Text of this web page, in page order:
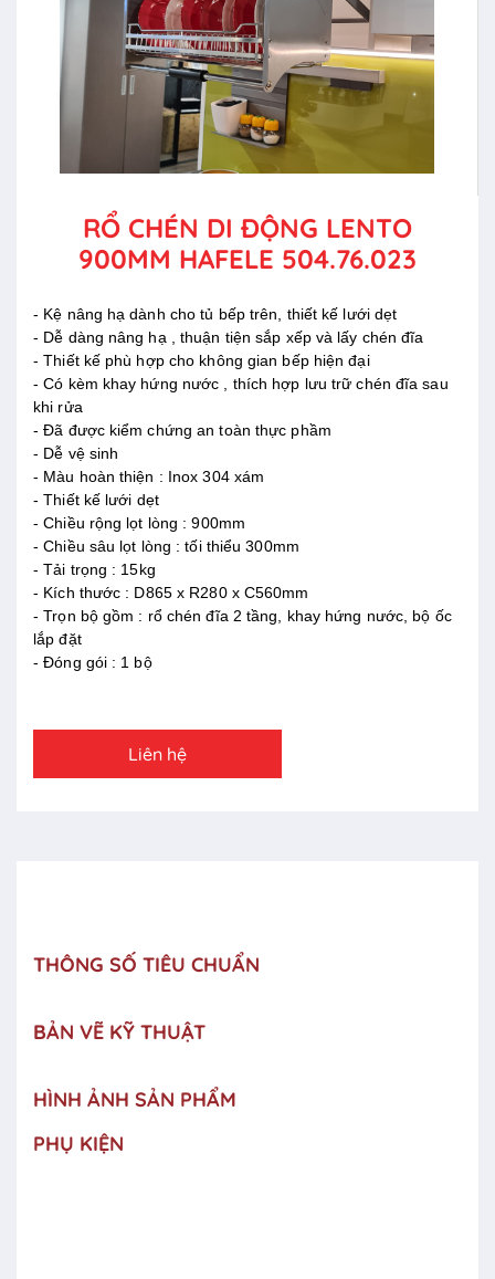
RỔ CHÉN DI ĐỘNG LENTO
900MM HAFELE 504.76.023
- Kệ nâng hạ dành cho tủ bếp trên, thiết kế lưới dẹt
- Dễ dàng nâng hạ , thuận tiện sắp xếp và lấy chén đĩa
- Thiết kế phù hợp cho không gian bếp hiện đại
- Có kèm khay hứng nước , thích hợp lưu trữ chén đĩa sau
khi rửa
- Đã được kiểm chứng an toàn thực phầm
- Dễ vệ sinh
- Màu hoàn thiện : Inox 304 xám
- Thiết kế lưới dẹt
- Chiều rộng lọt lòng : 900mm
- Chiều sâu lọt lòng : tối thiểu 300mm
- Tải trọng : 15kg
- Kích thước : D865 x R280 x C560mm
- Trọn bộ gồm : rổ chén đĩa 2 tầng, khay hứng nước, bộ ốc
lắp đặt
- Đóng gói : 1 bộ
Liên hệ
THÔNG SỐ TIÊU CHUẨN
BẢN VẼ KỸ THUẬT
HÌNH ẢNH SẢN PHẨM
PHỤ KIỆN